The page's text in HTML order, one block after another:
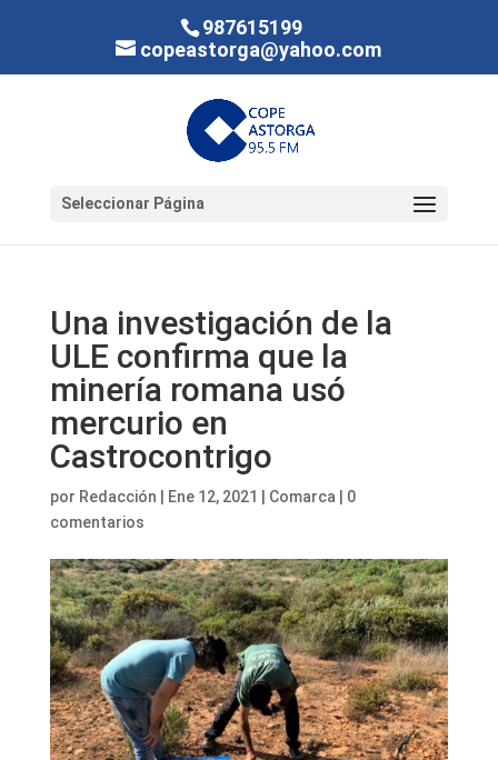
987615199
copeastorga@yahoo.com
Seleccionar Página
Una investigación de la
ULE confirma que la
minería romana usó
mercurio en
Castrocontrigo
por Redacción Ene 12, 2021 Comarca
0
comentarios